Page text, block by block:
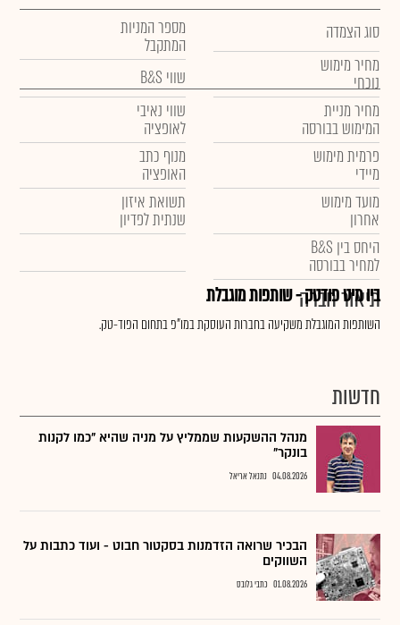
סוג הצמדה
מחיר מימוש
נוכחי
מחיר מניית
המימוש בבורסה
פרמית מימוש
מיידי
מועד מימוש
אחרון
היחס בין B&S
למחיר בבורסה
מספר המניות
המתקבל
שווי B&S
שווי נאיבי
לאופציה
מנוף כתב
האופציה
תשואת איזון
שנתית לפדיון
תיאור חברה
ביו מיט פודטק - שותפות מוגבלת
השותפות המוגבלת משקיעה בחברות העוסקת במו"פ בתחום הפוד-טק.
חדשות
מנהל ההשקעות שממליץ על מניה שהיא "כמו לקנות
בונקר"
04.08.2026 נתנאל אריאל
הבכיר שרואה הזדמנות בסקטור חבוט - ועוד כתבות על
השווקים
01.08.2026 כתבי גלובס